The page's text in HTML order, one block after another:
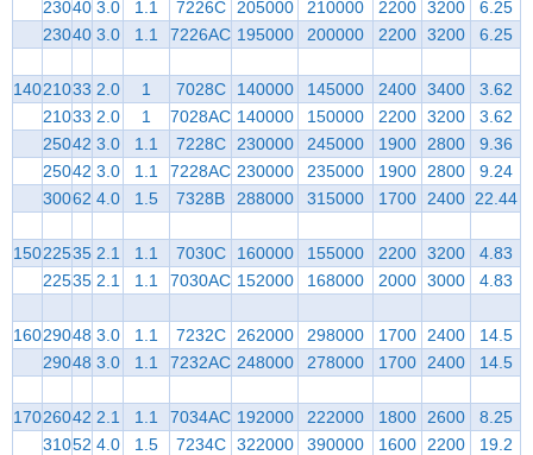
23040 3.0 1.1 7226C 205000 210000 2200 3200
6.25
23040 3.0 1.1 7226AC 195000 200000 2200 3200 6.25
14021033 2.0 1 7028C 140000 145000 2400 3400
3.62
21033 2.0 1 7028AC 140000 150000 2200 3200
3.62
25042 3.0 1.1 7228C 230000 245000 1900 2800
9.36
25042 3.0 1.1 7228AC 230000 235000 1900 2800
9.24
30062 4.0 1.5 7328B 288000 315000 1700 2400 22.44
15022535 2.1 1.1 7030C 160000 155000 2200 3200
4.83
22535 2.1 1.1 7030AC 152000 168000 2000 3000 4.83
16029048 3.0 1.1 7232C 262000 298000 1700 2400
14.5
29048 3.0 1.1 7232AC 248000 278000 1700 2400 14.5
17026042 2.1 1.1 7034AC 192000 222000 1800 2600
8.25
31052 4.0 1.5 7234C 322000 390000 1600 2200
19.2